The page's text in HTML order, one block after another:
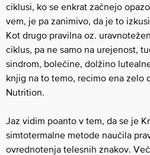
ciklusi, ko se enkrat začnejo
vem, je pa zanimivo, da je to
Kot drugo pravilna oz.
ciklus, pa ne samo na urejenost,
sindrom, bolečine, dolžino
knjig na to temo, recimo ena zelo
Nutrition.
Jaz vidim poanto v tem, da se je
simtotermalne metode naučila
ovrednotenja telesnih znakov.